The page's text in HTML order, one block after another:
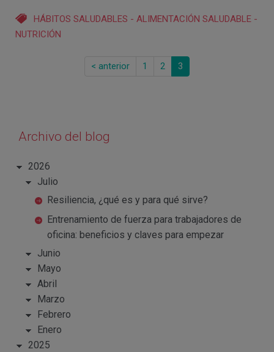
HÁBITOS SALUDABLES - ALIMENTACIÓN SALUDABLE -
NUTRICIÓN
< anterior 1 2 3
Archivo del blog
2026
Julio
Resiliencia, ¿qué es y para qué sirve?
Entrenamiento de fuerza para trabajadores de
oficina: beneficios y claves para empezar
Junio
Mayo
Abril
Marzo
Febrero
Enero
2025